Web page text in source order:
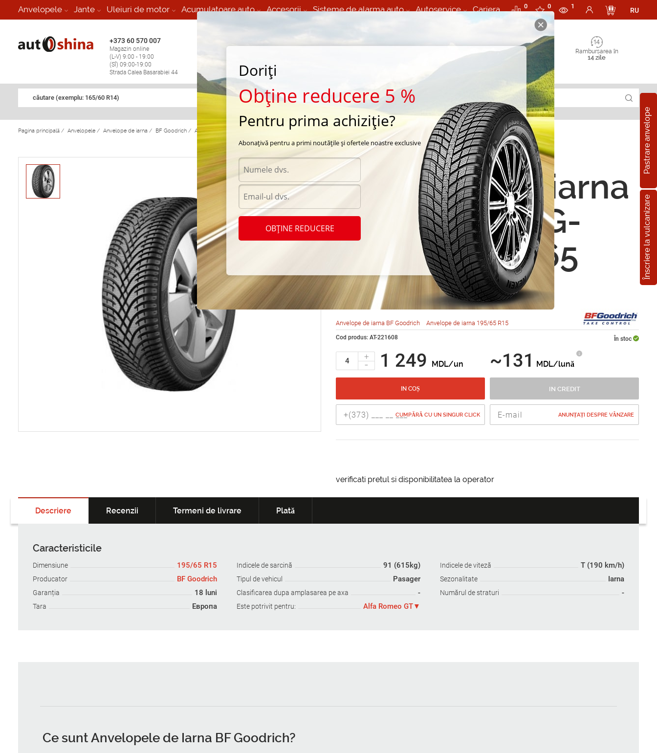
Anvelopele Jante Uleiuri de motor Acumulatoare auto Accesorii Sisteme de alarma auto Autoservice Cariera 0 0 1
RU
+373 60 570 007
Magazin online
(L-V) 9:00 - 19:00
(Sî) 09:00-19:00
Strada Calea Basarabiei 44
Vulcanizare Mobila 24/7 non
Rambursarea în
14 zile
căutare (exemplu: 165/60 R14)
Pastrare anvelope
Înscriere la vulcanizare
Pagina principală / Anvelopele / Anvelope de iarna / BF Goodrich / Anvelope de iarna BF Goodrich G-Force 2 BF Goodrich G-Force 2 195/65 R15 91T
Anvelope de iarna
BF Goodrich G-
Force 2 195/65
R15 91T
Anvelope de iarna BF Goodrich Anvelope de iarna 195/65 R15
Cod produs: AT-221608 În stoc
+
- 1 249 MDL/un ~131 MDL/lună
IN COȘ IN CREDIT
CUMPĂRĂ CU UN SINGUR CLICK ANUNȚAȚI DESPRE VÂNZARE
verificati pretul si disponibilitatea la operator
Descriere Recenzii Termeni de livrare Plată
Caracteristicile
Dimensiune 195/65 R15 Indicele de sarcină 91 (615kg) Indicele de viteză T (190 km/h)
Producator BF Goodrich Tipul de vehicul Pasager Sezonalitate Iarna
Garanția 18 luni Clasificarea dupa amplasarea pe axa - Numărul de straturi -
Tara Европа Este potrivit pentru: Alfa Romeo GT
Ce sunt Anvelopele de Iarna BF Goodrich?
Doriți
Obține reducere 5 %
Pentru prima achiziție?
Abonațivă pentru a primi noutățile și ofertele noastre exclusive
OBȚINE REDUCERE